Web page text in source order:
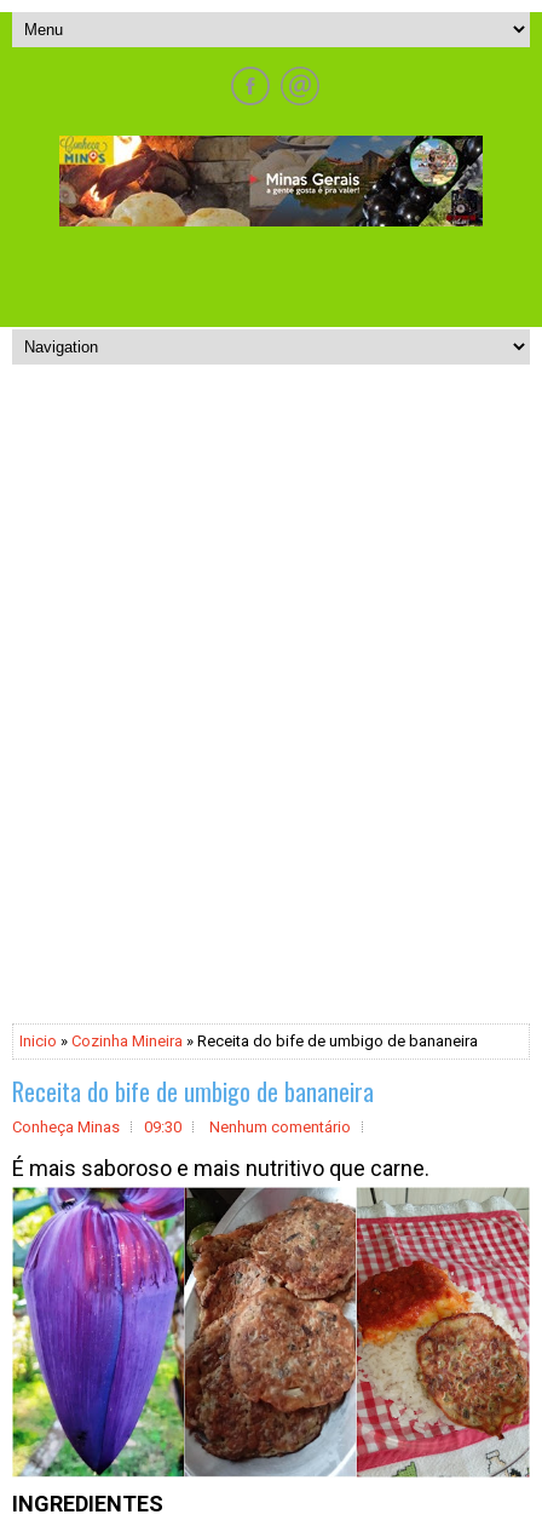
Inicio » Cozinha Mineira » Receita do bife de umbigo de bananeira
Receita do bife de umbigo de bananeira
Conheça Minas 09:30 Nenhum comentário
É mais saboroso e mais nutritivo que carne.
INGREDIENTES